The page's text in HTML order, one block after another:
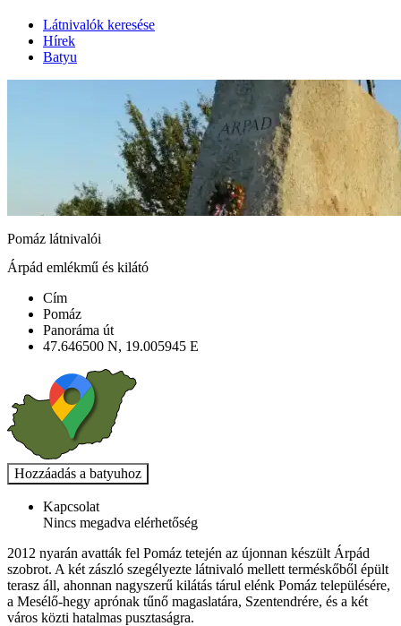
Látnivalók keresése
Hírek
Batyu
Pomáz látnivalói
Árpád emlékmű és kilátó
Cím
Pomáz
Panoráma út
47.646500 N, 19.005945 E
Kapcsolat
Nincs megadva elérhetőség
2012 nyarán avatták fel Pomáz tetején az újonnan készült Árpád
szobrot. A két zászló szegélyezte látnivaló mellett terméskőből épült
terasz áll, ahonnan nagyszerű kilátás tárul elénk Pomáz településére,
a Mesélő-hegy aprónak tűnő magaslatára, Szentendrére, és a két
város közti hatalmas pusztaságra.